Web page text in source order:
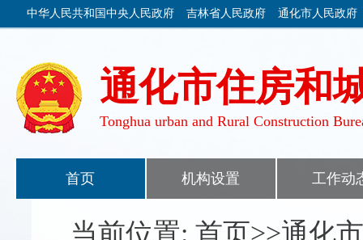
中华人民共和国中央人民政府 吉林省人民政府 通化市人民政府
通化市住房和
Tonghua urban and Rural Construction
首页 机构设置 工作动
当前位置: 首页>>通化